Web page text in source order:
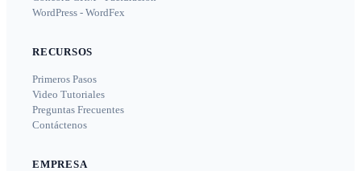
WordPress - WordFex
RECURSOS
Primeros Pasos
Video Tutoriales
Preguntas Frecuentes
Contáctenos
EMPRESA